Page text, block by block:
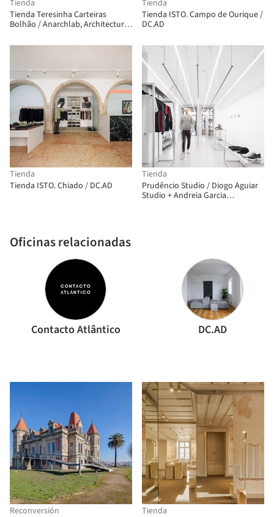
Tienda
Tienda Teresinha Carteiras
Bolhão / Anarchlab, Architecture
Tienda
Tienda ISTO. Campo de Ourique /
DC.AD
Tienda
Tienda ISTO. Chiado / DC.AD
Oficinas relacionadas
Contacto Atlântico DC.AD
Tienda
Prudêncio Studio / Diogo Aguiar
Studio + Andreia Garcia
Reconversión
Tienda